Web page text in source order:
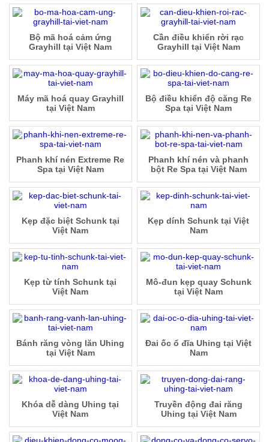
Bộ mã hoá cảm ứng
Grayhill tại Việt Nam
Cần điều khiển rời rạc
Grayhill tại Việt Nam
Máy mã hoá quay Grayhill
tại Việt Nam
Bộ điều khiển độ căng Re
Spa tại Việt Nam
Phanh khí nén Extreme Re
Spa tại Việt Nam
Phanh khí nén và phanh
bột Re Spa tại Việt Nam
Kẹp đặc biệt Schunk tại
Việt Nam
Kẹp dính Schunk tại Việt
Nam
Kẹp từ tính Schunk tại
Việt Nam
Mô-đun kẹp quay Schunk
tại Việt Nam
Bánh răng vòng lăn Uhing
tại Việt Nam
Đai ốc ổ đĩa Uhing tại Việt
Nam
Khóa dễ dàng Uhing tại
Việt Nam
Truyền động đai răng
Uhing tại Việt Nam